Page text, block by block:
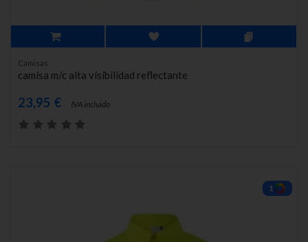
Camisas
camisa m/c alta visibilidad reflectante
23,95 € IVA incluido
1